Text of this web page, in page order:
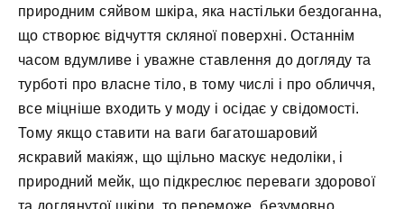
природним сяйвом шкіра, яка настільки бездоганна,
що створює відчуття скляної поверхні. Останнім
часом вдумливе і уважне ставлення до догляду та
турботі про власне тіло, в тому числі і про обличчя,
все міцніше входить у моду і осідає у свідомості.
Тому якщо ставити на ваги багатошаровий
яскравий макіяж, що щільно маскує недоліки, і
природний мейк, що підкреслює переваги здорової
та доглянутої шкіри, то переможе, безумовно,